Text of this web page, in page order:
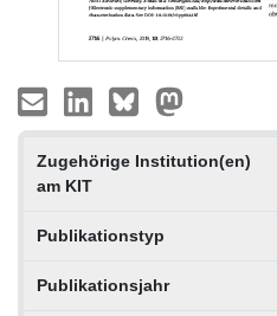
Zugehörige Institution(en)
am KIT
Publikationstyp
Publikationsjahr